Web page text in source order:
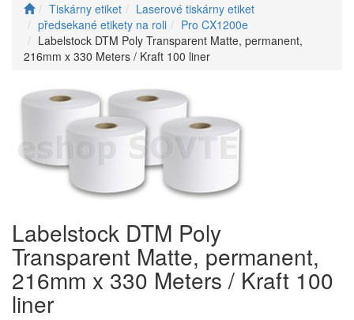
Tiskárny etiket
Laserové tiskárny etiket
předsekané etikety na roli
Pro CX1200e
Labelstock DTM Poly Transparent Matte, permanent,
216mm x 330 Meters / Kraft 100 liner
Labelstock DTM Poly
Transparent Matte, permanent,
216mm x 330 Meters / Kraft 100
liner